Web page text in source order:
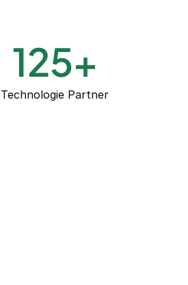
125+
Technologie Partner